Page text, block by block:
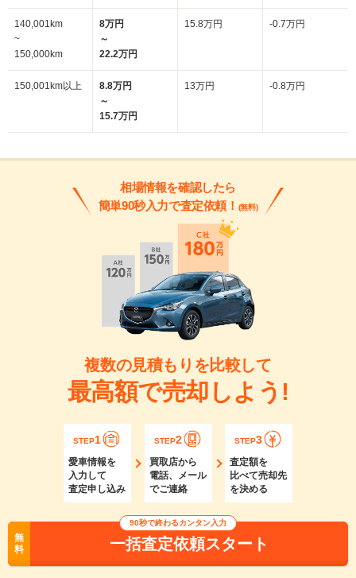
140,001km
~
150,000km
8万円
～
22.2万円
15.8万円 -0.7万円
150,001km以上
8.8万円
～
15.7万円
13万円 -0.8万円
相場情報を確認したら
簡単90秒入力で査定依頼！ (無料)
複数の見積もりを比較して
最高額で売却しよう!
STEP1
愛車情報を
入力して
査定申し込み
STEP2
買取店から
電話、メール
でご連絡
STEP3
査定額を
比べて売却先
を決める
無
料
90秒で終わるカンタン入力
一括査定依頼スタート